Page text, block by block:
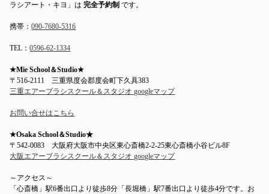
ラシアート・キヨ」は完全予約制 です。
携帯：090-7680-5316
TEL：0596-62-1334
★Mie School＆Studio★
〒516-2111 三重県度会郡度会町下久具383
三重エアーブラシスクール＆スタジオ googleマップ
お問い合せはこちら
★Osaka School＆Studio★
〒542-0083 大阪府大阪市中央区東心斎橋2-2-25東心斎橋小谷ビル8F
大阪エアーブラシスクール＆スタジオ googleマップ
～アクセス～
「心斎橋」駅6番出口より徒歩8分「長堀橋」駅7番出口より徒歩4分です。お